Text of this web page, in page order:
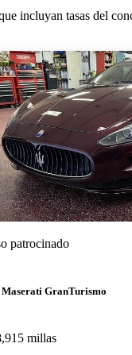
incluyan tasas del
Aviso
patrocinado
Maserati GranTurismo
millas